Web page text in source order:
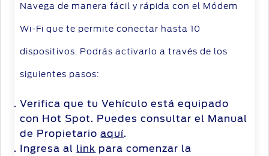
Navega de manera fácil y rápida con el Módem
Wi-Fi que te permite conectar hasta 10
dispositivos. Podrás activarlo a través de los
siguientes pasos:
Verifica que tu Vehículo está equipado
con Hot Spot. Puedes consultar el Manual
de Propietarioaquí.
Ingresa al link para comenzar la